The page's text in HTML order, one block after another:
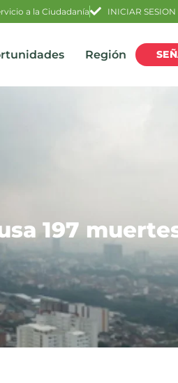
a la Ciudadanía INICIAR SESION
Región
197